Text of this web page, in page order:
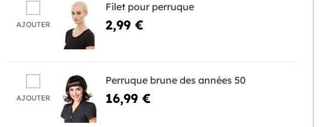
AJOUTER
Filet pour perruque
2,99 €
AJOUTER
Perruque brune des années 50
16,99 €